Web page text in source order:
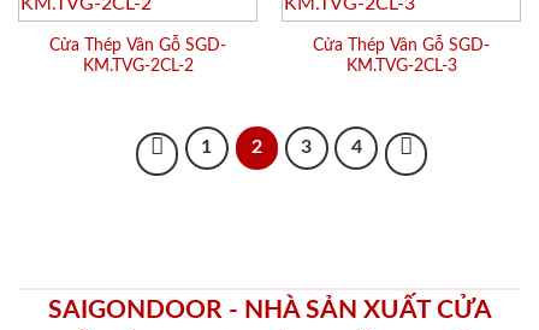
Cửa Thép Vân Gỗ SGD-
KM.TVG-2CL-2
Cửa Thép Vân Gỗ SGD-
KM.TVG-2CL-3
1 2 3 4
SAIGONDOOR - NHÀ SẢN XUẤT CỬA